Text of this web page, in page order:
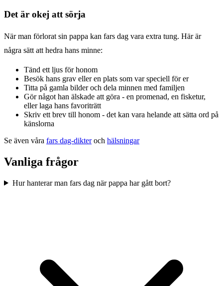
Det är okej att sörja
När man förlorat sin pappa kan fars dag vara extra tung. Här är
några sätt att hedra hans minne:
Tänd ett ljus för honom
Besök hans grav eller en plats som var speciell för er
Titta på gamla bilder och dela minnen med familjen
Gör något han älskade att göra - en promenad, en fisketur,
eller laga hans favoriträtt
Skriv ett brev till honom - det kan vara helande att sätta ord på
känslorna
Se även våra fars dag-dikteroch hälsningar
Vanliga frågor
Hur hanterar man fars dag när pappa har gått bort?